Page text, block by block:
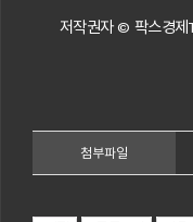
저작권자 © 팍스경제
첨부파일